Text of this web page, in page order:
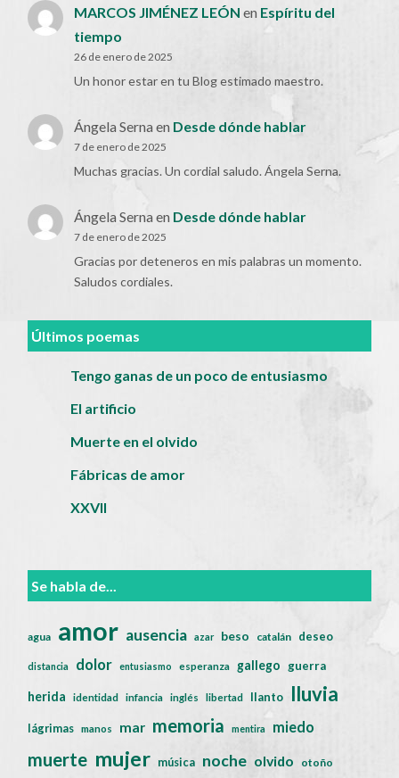
MARCOS JIMÉNEZ LEÓN en Espíritu del
tiempo
26 de enero de 2025
Un honor estar en tu Blog estimado maestro.
Ángela Serna en Desde dónde hablar
7 de enero de 2025
Muchas gracias. Un cordial saludo. Ángela Serna.
Ángela Serna en Desde dónde hablar
7 de enero de 2025
Gracias por deteneros en mis palabras un momento.
Saludos cordiales.
Últimos poemas
Tengo ganas de un poco de entusiasmo
El artificio
Muerte en el olvido
Fábricas de amor
XXVII
Se habla de...
agua amor ausencia azar beso catalán deseo
distancia dolor entusiasmo esperanza gallego guerra
herida identidad infancia inglés libertad llanto lluvia
lágrimas manos mar memoria mentira miedo
muerte mujer música noche olvido otoño